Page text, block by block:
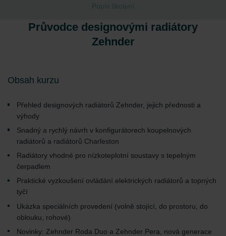
Popis školení
Průvodce designovými radiátory
Zehnder
Obsah kurzu
Přehled designových radiátorů Zehnder, jejich přednosti a
výhody
Snadný a rychlý návrh v konfigurátorech koupelnových
radiátorů a radiátorů Charleston
Radiátory vhodné pro nízkoteplotní soustavy s tepelným
čerpadlem
Praktické vyzkoušení ovládání elektrických radiátorů a topných
tyčí
Ukázka speciálních provedení (volně stojící, do prostoru, do
oblouku, rohové)
Novinky: Zehnder Roda Duo a Zehnder Pera, nová generace